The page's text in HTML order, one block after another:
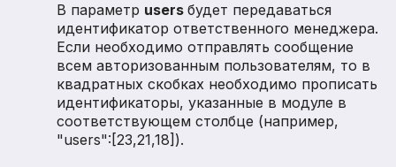
В параметр users будет передаваться
идентификатор ответственного менеджера.
Если необходимо отправлять сообщение
всем авторизованным пользователям, то в
квадратных скобках необходимо прописать
идентификаторы, указанные в модуле в
соответствующем столбце (например,
"users":[23,21,18]).